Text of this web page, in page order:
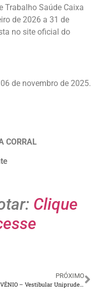
Trabalho Saúde Caixa
de 2026 a 31 de
no site oficial do
de novembro de 2025.
CORRAL
Clique
PRÓXIMO
CONVÊNIO – Vestibular Uniprudente/Uniesp S.A